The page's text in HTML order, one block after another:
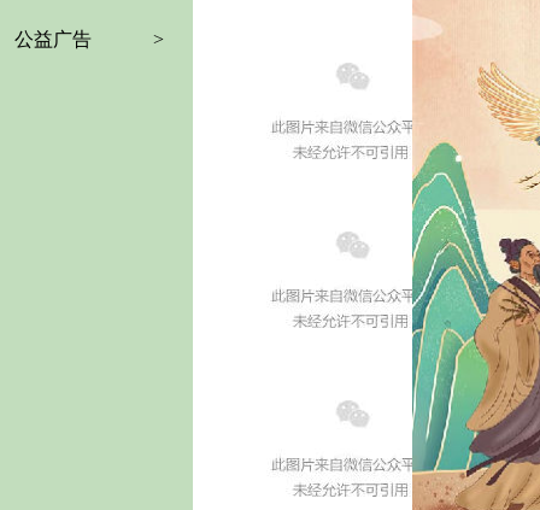
公益广告 >